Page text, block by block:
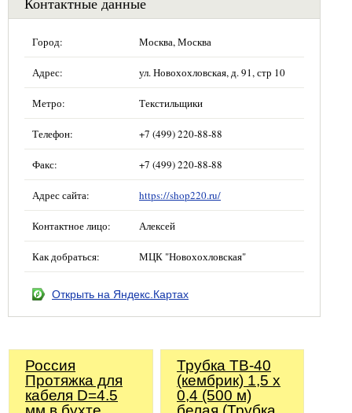
Город: Москва, Москва
Адрес: ул. Новохохловская, д. 91, стр 10
Метро: Текстильщики
Телефон: +7 (499) 220-88-88
Факс: +7 (499) 220-88-88
Адрес сайта: https://shop220.ru/
Контактное лицо: Алексей
Как добраться: МЦК "Новохохловская"
Открыть на Яндекс.Картах
Россия
Протяжка для
кабеля D=4.5
Трубка ТВ-40
(кембрик) 1,5 х
0,4 (500 м)